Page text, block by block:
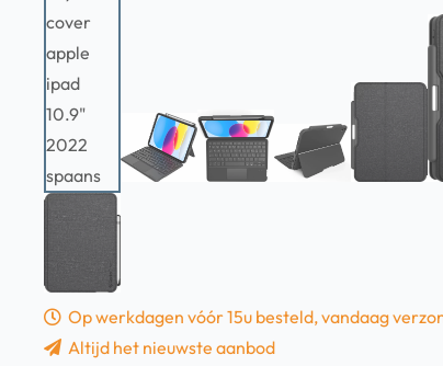
Op werkdagen vóór 15u besteld, vandaag
Altijd het nieuwste aanbod